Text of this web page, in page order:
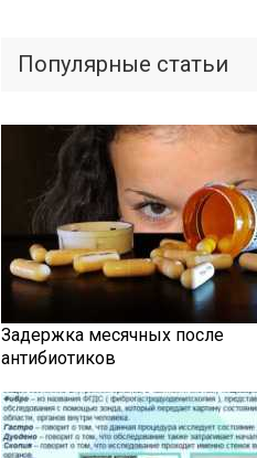
Популярные статьи
Задержка месячных после
антибиотиков